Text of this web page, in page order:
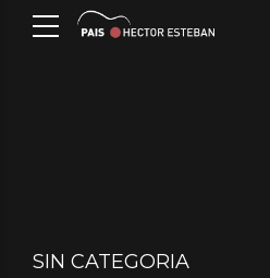
SIN CATEGORIA